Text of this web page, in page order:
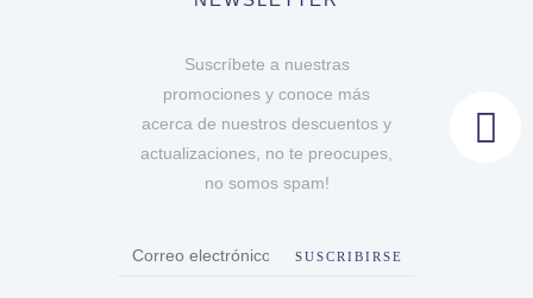
Suscríbete a nuestras
promociones y conoce más
acerca de nuestros descuentos y
actualizaciones, no te preocupes,
no somos spam!
SUSCRIBIRSE